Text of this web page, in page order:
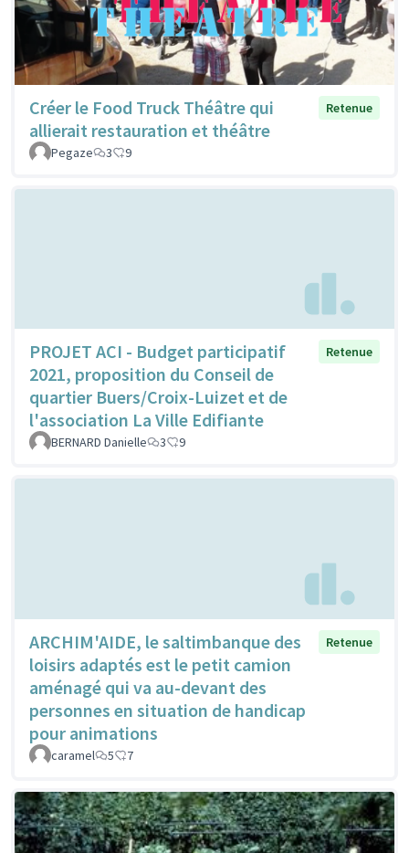
Créer le Food Truck Théâtre qui
allierait restauration et théâtre
Retenue
Pegaze 3 9
PROJET ACI - Budget participatif
2021, proposition du Conseil de
quartier Buers/Croix-Luizet et de
l'association La Ville Edifiante
Retenue
BERNARD Danielle 3 9
ARCHIM'AIDE, le saltimbanque des
loisirs adaptés est le petit camion
aménagé qui va au-devant des
personnes en situation de handicap
pour animations
Retenue
caramel 5 7